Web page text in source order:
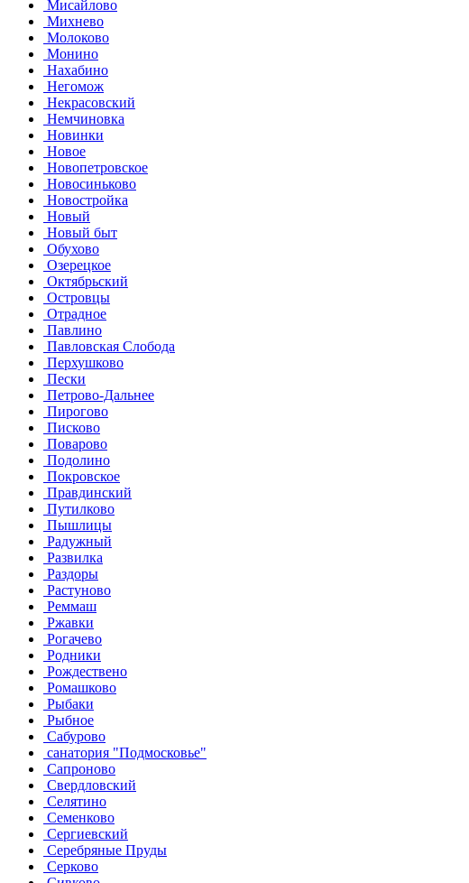
Мисайлово
Михнево
Молоково
Монино
Нахабино
Негомож
Некрасовский
Немчиновка
Новинки
Новое
Новопетровское
Новосиньково
Новостройка
Новый
Новый быт
Обухово
Озерецкое
Октябрьский
Островцы
Отрадное
Павлино
Павловская Слобода
Перхушково
Пески
Петрово-Дальнее
Пирогово
Писково
Поварово
Подолино
Покровское
Правдинский
Путилково
Пышлицы
Радужный
Развилка
Раздоры
Растуново
Реммаш
Ржавки
Рогачево
Родники
Рождествено
Ромашково
Рыбаки
Рыбное
Сабурово
санатория "Подмосковье"
Сапроново
Свердловский
Селятино
Семенково
Сергиевский
Серебряные Пруды
Серково